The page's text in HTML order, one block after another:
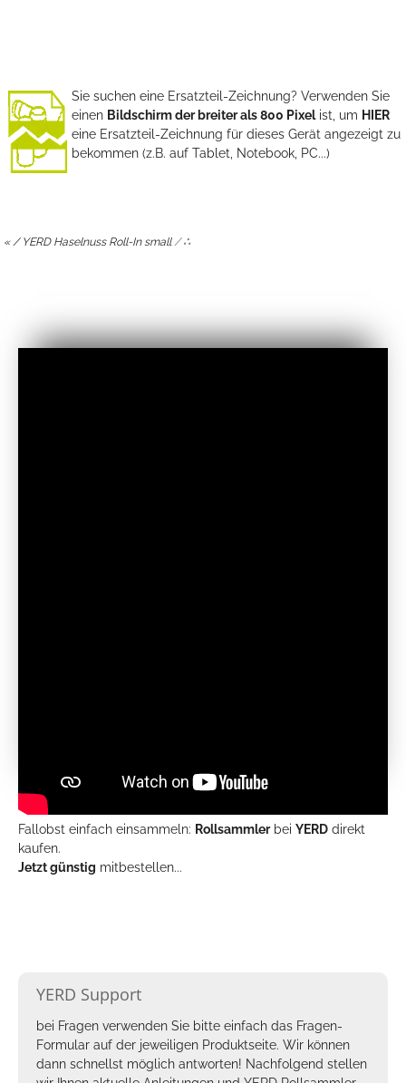
Sie suchen eine Ersatzteil-Zeichnung? Verwenden Sie
einen Bildschirm der breiter als 800 Pixelist, um HIER
eine Ersatzteil-Zeichnung für dieses Gerät angezeigt zu
bekommen (z.B. auf Tablet, Notebook, PC...)
« / YERD Haselnuss Roll-In small/∴
Fallobst einfach einsammeln: Rollsammlerbei YERD direkt
kaufen.
Jetzt günstig mitbestellen...
YERD Support
bei Fragen verwenden Sie bitte einfach das Fragen-
Formular auf der jeweiligen Produktseite. Wir können
dann schnellst möglich antworten! Nachfolgend stellen